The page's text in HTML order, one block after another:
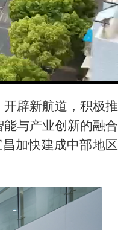
辟新航道，积极推
与产业创新的融合
加快建成中部地区